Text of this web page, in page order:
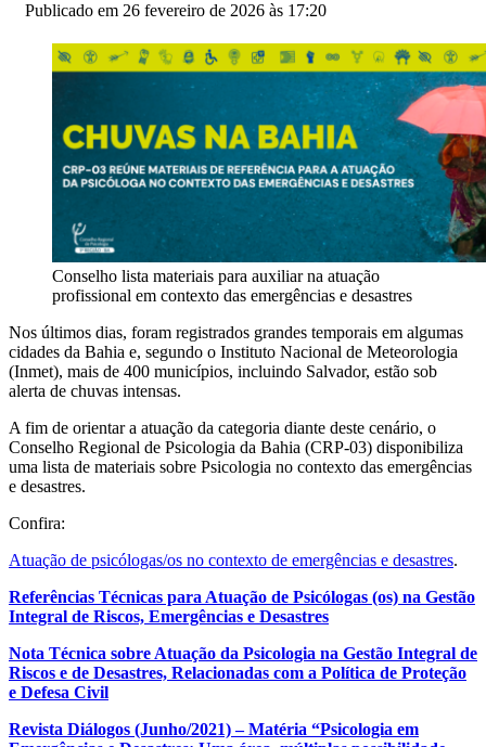
Publicado em 26 fevereiro de 2026 às 17:20
Conselho lista materiais para auxiliar na atuação
profissional em contexto das emergências e desastres
Nos últimos dias, foram registrados grandes temporais em algumas
cidades da Bahia e, segundo o Instituto Nacional de Meteorologia
(Inmet), mais de 400 municípios, incluindo Salvador, estão sob
alerta de chuvas intensas.
A fim de orientar a atuação da categoria diante deste cenário, o
Conselho Regional de Psicologia da Bahia (CRP-03) disponibiliza
uma lista de materiais sobre Psicologia no contexto das emergências
e desastres.
Confira:
Atuação de psicólogas/os no contexto de emergências e desastres.
Referências Técnicas para Atuação de Psicólogas (os) na Gestão
Integral de Riscos, Emergências e Desastres
Nota Técnica sobre Atuação da Psicologia na Gestão Integral de
Riscos e de Desastres, Relacionadas com a Política de Proteção
e Defesa Civil
Revista Diálogos (Junho/2021) – Matéria “Psicologia em